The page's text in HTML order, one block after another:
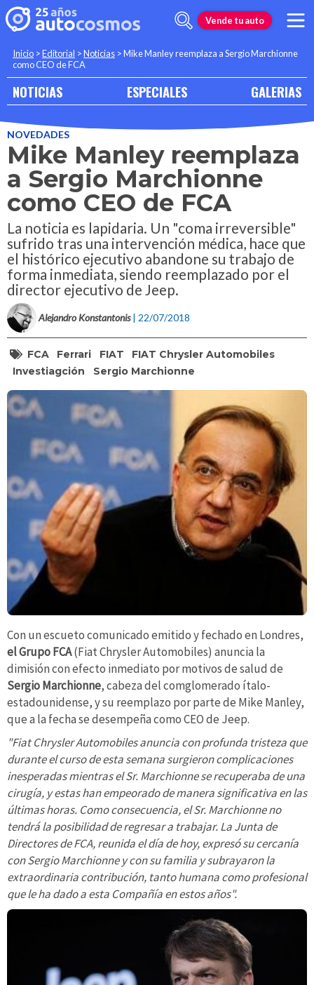
Vende tu auto
Inicio >Editorial >Noticias >Mike Manley reemplaza a Sergio Marchionne
como CEO de FCA
NOTICIAS ESPECIALES GALERIAS
NOVEDADES
Mike Manley reemplaza
a Sergio Marchionne
como CEO de FCA
La noticia es lapidaria. Un "coma irreversible"
sufrido tras una intervención médica, hace que
el histórico ejecutivo abandone su trabajo de
forma inmediata, siendo reemplazado por el
director ejecutivo de Jeep.
Alejandro Konstantonis | 22/07/2018
FCA Ferrari FIAT
FIAT Chrysler Automobiles
Investiagción
Sergio Marchionne
Con un escueto comunicado emitido y fechado en Londres,
el Grupo FCA(Fiat Chrysler Automobiles) anuncia la
dimisión con efecto inmediato por motivos de salud de
Sergio Marchionne, cabeza del comglomerado ítalo-
estadounidense, y su reemplazo por parte de Mike Manley,
que a la fecha se desempeña como CEO de Jeep.
"Fiat Chrysler Automobiles anuncia con profunda tristeza que
durante el curso de esta semana surgieron complicaciones
inesperadas mientras el Sr. Marchionne se recuperaba de una
cirugía, y estas han empeorado de manera significativa en las
últimas horas. Como consecuencia, el Sr. Marchionne no
tendrá la posibilidad de regresar a trabajar. La Junta de
Directores de FCA, reunida el día de hoy, expresó su cercanía
con Sergio Marchionne y con su familia y subrayaron la
extraordinaria contribución, tanto humana como profesional
que le ha dado a esta Compañía en estos años".